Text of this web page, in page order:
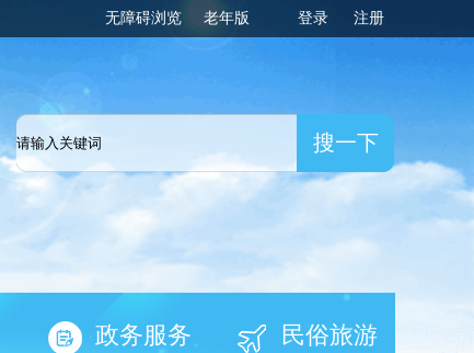
无障碍浏览 老年版 登录 注册
政务服务 民俗旅游